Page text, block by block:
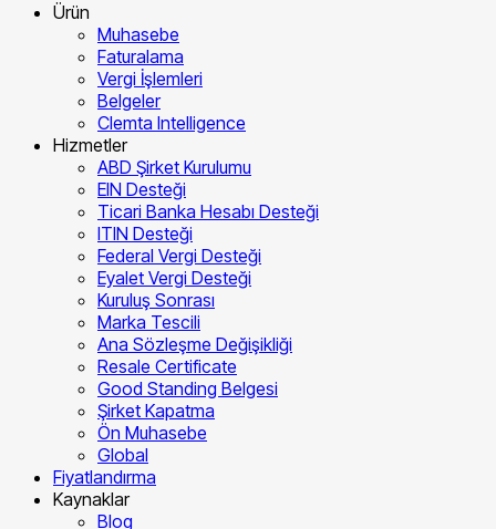
Ürün
Muhasebe
Faturalama
Vergi İşlemleri
Belgeler
Clemta Intelligence
Hizmetler
ABD Şirket Kurulumu
EIN Desteği
Ticari Banka Hesabı Desteği
ITIN Desteği
Federal Vergi Desteği
Eyalet Vergi Desteği
Kuruluş Sonrası
Marka Tescili
Ana Sözleşme Değişikliği
Resale Certificate
Good Standing Belgesi
Şirket Kapatma
Ön Muhasebe
Global
Fiyatlandırma
Kaynaklar
Blog